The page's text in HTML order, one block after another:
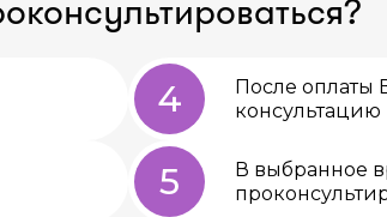
4
После оплаты
консультацию
5
В выбранное